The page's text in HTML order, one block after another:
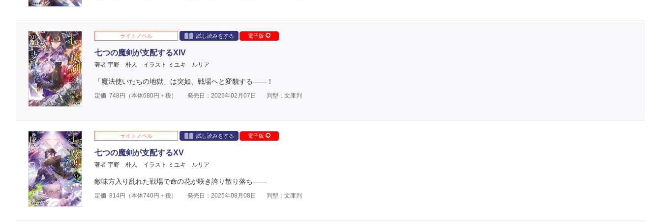
ライトノベル 試し読みをする 電子版
七つの魔剣が支配するXIV
著者 宇野 朴人 イラスト ミユキ ルリア
「魔法使いたちの地獄」は突如、戦場へと変貌する――！
定価 748 円（本体680円＋税） 発売日：2025年02月07日 判型：文庫判
ライトノベル 試し読みをする 電子版
七つの魔剣が支配するXV
著者 宇野 朴人 イラスト ミユキ ルリア
敵味方入り乱れた戦場で命の花が咲き誇り散り落ち――
定価 814円（本体740円＋税） 発売日：2025年08月08日 判型：文庫判